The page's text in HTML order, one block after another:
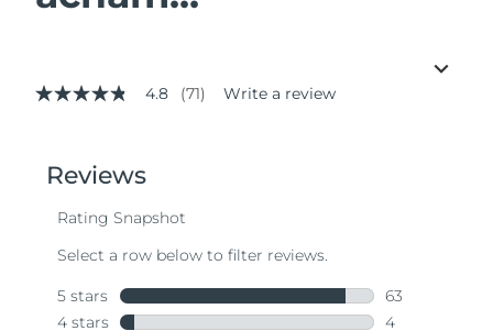
4.8
stars,
average
value.
Same
page
4.8 (71) Write a review